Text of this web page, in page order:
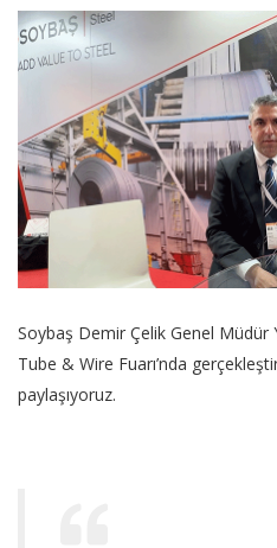
Soybaş Demir Çelik Genel Müdür
Tube & Wire Fuarı’nda
paylaşıyoruz.